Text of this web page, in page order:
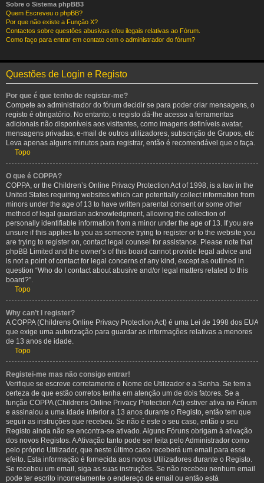
Sobre o Sistema phpBB3
Quem Escreveu o phpBB?
Por que não existe a Função X?
Contactos sobre questões abusivas e/ou ilegais relativas ao Fórum.
Como faço para entrar em contato com o administrador do fórum?
Questões de Login e Registo
Por que é que tenho de registar-me?
Compete ao administrador do fórum decidir se para poder criar mensagens, o
registo é obrigatório. No entanto; o registo dá-lhe acesso a ferramentas
adicionais não disponíveis aos visitantes, como imagens definíveis avatar,
mensagens privadas, e-mail de outros utilizadores, subscrição de Grupos, etc
Leva apenas alguns minutos para registrar, então é recomendável que o faça.
Topo
O que é COPPA?
COPPA, or the Children’s Online Privacy Protection Act of 1998, is a law in the
United States requiring websites which can potentially collect information from
minors under the age of 13 to have written parental consent or some other
method of legal guardian acknowledgment, allowing the collection of
personally identifiable information from a minor under the age of 13. If you are
unsure if this applies to you as someone trying to register or to the website you
are trying to register on, contact legal counsel for assistance. Please note that
phpBB Limited and the owner’s of this board cannot provide legal advice and
is not a point of contact for legal concerns of any kind, except as outlined in
question “Who do I contact about abusive and/or legal matters related to this
board?”.
Topo
Why can’t I register?
A COPPA (Childrens Online Privacy Protection Act) é uma Lei de 1998 dos EUA
que exige uma autorização para guardar as informações relativas a menores
de 13 anos de idade.
Topo
Registei-me mas não consigo entrar!
Verifique se escreve corretamente o Nome de Utilizador e a Senha. Se tem a
certeza de que estão corretos tenha em atenção um de dois fatores. Se a
função COPPA (Childrens Online Privacy Protection Act) estiver ativa no Fórum
e assinalou a uma idade inferior a 13 anos durante o Registo, então tem que
seguir as instruções que recebeu. Se não é este o seu caso, então o seu
Registo ainda não se encontra-se ativado. Alguns Fóruns obrigam à ativação
dos novos Registos. A Ativação tanto pode ser feita pelo Administrador como
pelo próprio Utilizador, que neste último caso receberá um email para esse
efeito. Esta informação é fornecida aos novos Utilizadores durante o Registo.
Se recebeu um email, siga as suas instruções. Se não recebeu nenhum email
pode ter escrito incorretamente o endereço de email ou então está